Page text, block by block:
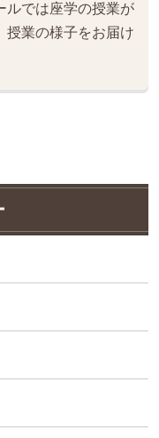
ルでは座学の授業が
授業の様子をお届け